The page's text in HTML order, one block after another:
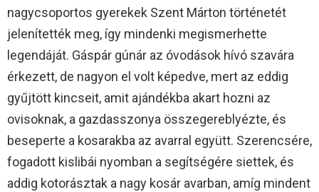
nagycsoportos gyerekek Szent Márton történetét
jelenítették meg, így mindenki megismerhette
legendáját. Gáspár gúnár az óvodások hívó szavára
érkezett, de nagyon el volt képedve, mert az eddig
gyűjtött kincseit, amit ajándékba akart hozni az
ovisoknak, a gazdasszonya összegereblyézte, és
beseperte a kosarakba az avarral együtt. Szerencsére,
fogadott kislibái nyomban a segítségére siettek, és
addig kotorásztak a nagy kosár avarban, amíg mindent